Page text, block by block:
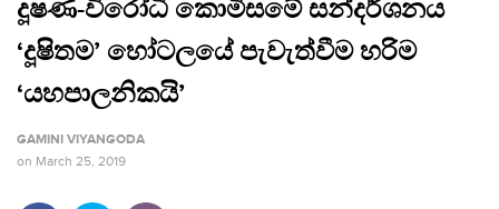
දූෂණ-විරෝධී කොමිසමේ සන්දර්ශනය
‘දූෂිතම’ හෝටලයේ පැවැත්වීම හරිම
‘යහපාලනිකයි’
GAMINI VIYANGODA
on March 25, 2019